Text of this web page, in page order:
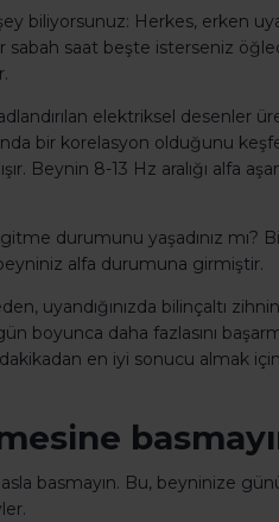
biliyorsunuz: Herkes, erken
sabah saat beşte isterseniz
elektriksel desenler
bir korelasyon olduğunu
Beynin 8-13 Hz aralığı alfa
durumunu yaşadınız mı?
alfa durumuna girmiştir.
uyandığınızda bilinçaltı
boyunca daha fazlasını
en iyi sonucu almak
basmayın. Bu, beyninize